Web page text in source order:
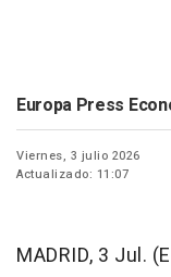
Europa Press
Viernes, 3 julio 2026
Actualizado: 11:07
MADRID, 3 Jul.